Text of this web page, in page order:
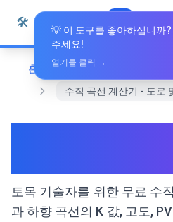
본문으로 건너뛰기
🛠️ Whiz Tools
홈
전문 도구
수직 곡선 계산기 - 도로
토목 기술자를 위한 무료 수
과 하향 곡선의 K 값, 고도,
💡 이 도구를 좋아하십니까
주세요!
열기를 클릭 →